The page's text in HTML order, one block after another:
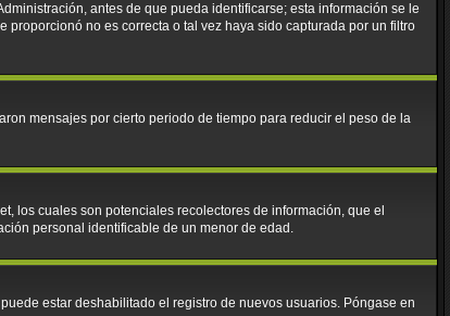
antes de que pueda identificarse; esta información se le
no es correcta o tal vez haya sido capturada por un filtro
mensajes por cierto periodo de tiempo para reducir el peso de la
los cuales son potenciales recolectores de información, que el
personal identificable de un menor de edad.
estar deshabilitado el registro de nuevos usuarios. Póngase en